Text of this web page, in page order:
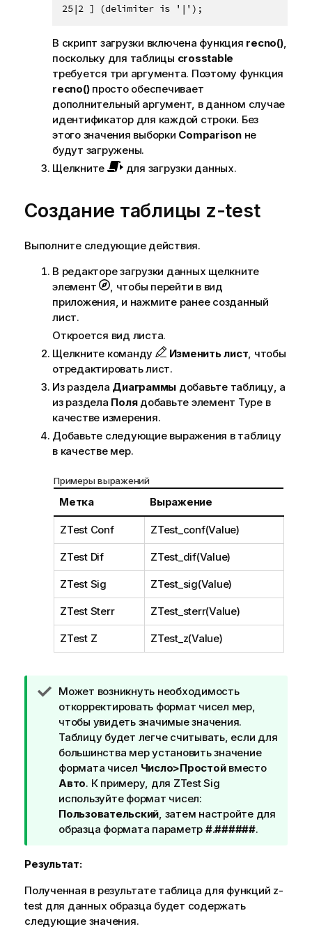
25|2 ] (delimiter is '|');
В скрипт загрузки включена функция recno(),
поскольку для таблицы crosstable
требуется три аргумента. Поэтому функция
recno()просто обеспечивает
дополнительный аргумент, в данном случае
идентификатор для каждой строки. Без
этого значения выборки Comparisonне
будут загружены.
Щелкните
для загрузки данных.
Создание таблицы z-test
Выполните следующие действия.
В редакторе загрузки данных щелкните
элемент
, чтобы перейти в вид
приложения, и нажмите ранее созданный
лист.
Откроется вид листа.
Щелкните команду
Изменить лист, чтобы
отредактировать лист.
Из раздела Диаграммы добавьте таблицу, а
из раздела Полядобавьте элемент Typeв
качестве измерения.
Добавьте следующие выражения в таблицу
в качестве мер.
Примеры выражений
Метка Выражение
ZTest Conf ZTest_conf(Value)
ZTest Dif ZTest_dif(Value)
ZTest Sig ZTest_sig(Value)
ZTest Sterr ZTest_sterr(Value)
ZTest Z ZTest_z(Value)
П
р
и
м
е
ч
а
н
и
е
п
д
с
к
Может возникнуть необходимость
откорректировать формат чисел мер,
чтобы увидеть значимые значения.
Таблицу будет легче считывать, если для
большинства мер установить значение
формата чисел Число>Простойвместо
Авто. К примеру, для ZTest Sig
используйте формат чисел:
Пользовательский, затем настройте для
образца формата параметр #.######.
Результат:
Полученная в результате таблица для функций z-
test для данных образца будет содержать
следующие значения.